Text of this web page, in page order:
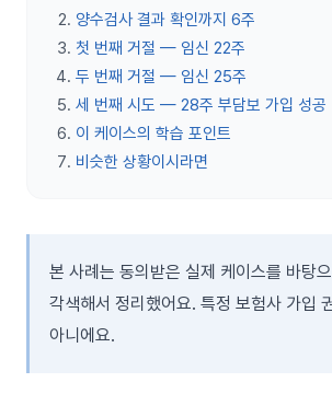
양수검사 결과 확인까지 6주
첫 번째 거절 — 임신 22주
두 번째 거절 — 임신 25주
세 번째 시도 — 28주 부담보 가입 성공
이 케이스의 학습 포인트
비슷한 상황이시라면
본 사례는 동의받은 실제 케이스를 바탕
각색해서 정리했어요. 특정 보험사 가입
아니에요.